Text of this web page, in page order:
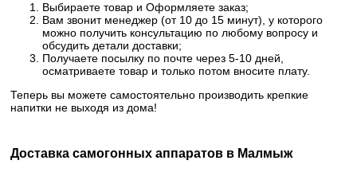
Выбираете товар и Оформляете заказ;
Вам звонит менеджер (от 10 до 15 минут), у которого
можно получить консультацию по любому вопросу и
обсудить детали доставки;
Получаете посылку по почте через 5-10 дней,
осматриваете товар и только потом вносите плату.
Теперь вы можете самостоятельно производить крепкие
напитки не выходя из дома!
Доставка самогонных аппаратов в Малмыж